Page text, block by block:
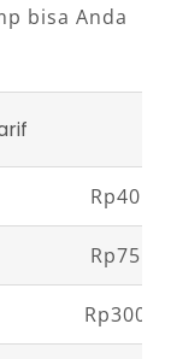
bisa Anda